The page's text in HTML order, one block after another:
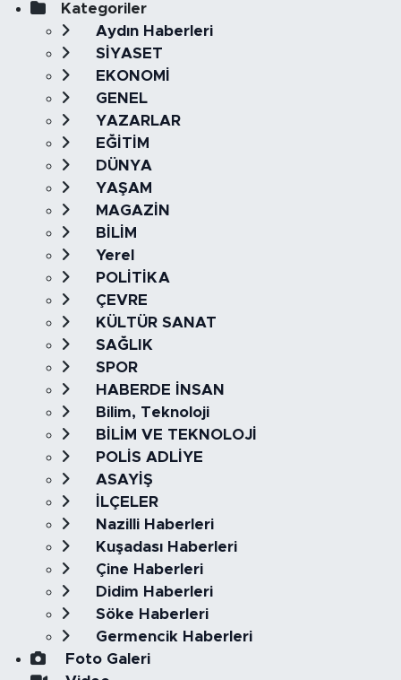
Kategoriler
Aydın Haberleri
SİYASET
EKONOMİ
GENEL
YAZARLAR
EĞİTİM
DÜNYA
YAŞAM
MAGAZİN
BİLİM
Yerel
POLİTİKA
ÇEVRE
KÜLTÜR SANAT
SAĞLIK
SPOR
HABERDE İNSAN
Bilim, Teknoloji
BİLİM VE TEKNOLOJİ
POLİS ADLİYE
ASAYİŞ
İLÇELER
Nazilli Haberleri
Kuşadası Haberleri
Çine Haberleri
Didim Haberleri
Söke Haberleri
Germencik Haberleri
Foto Galeri